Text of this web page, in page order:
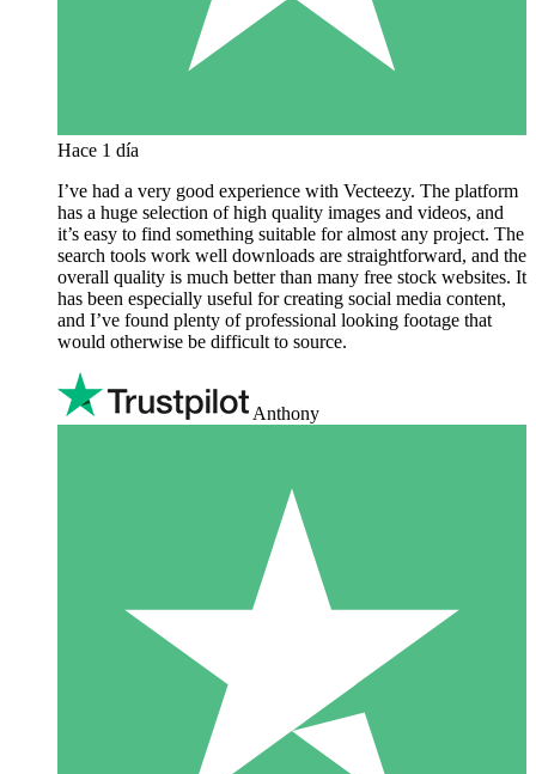
Hace 1 día
I’ve had a very good experience with Vecteezy. The platform
has a huge selection of high quality images and videos, and
it’s easy to find something suitable for almost any project. The
search tools work well downloads are straightforward, and the
overall quality is much better than many free stock websites. It
has been especially useful for creating social media content,
and I’ve found plenty of professional looking footage that
would otherwise be difficult to source.
Anthony